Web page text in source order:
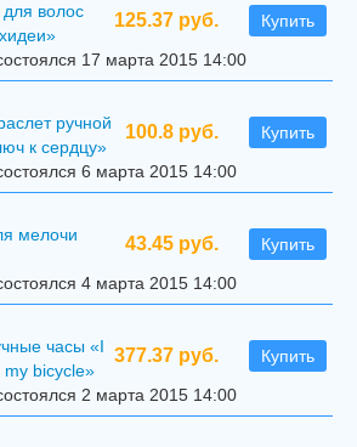
125.37 руб. Купить
волос
17 марта 2015 14:00
100.8 руб. Купить
ручной
к сердцу»
6 марта 2015 14:00
43.45 руб. Купить
мелочи
4 марта 2015 14:00
377.37 руб. Купить
часы «I
bicycle»
2 марта 2015 14:00